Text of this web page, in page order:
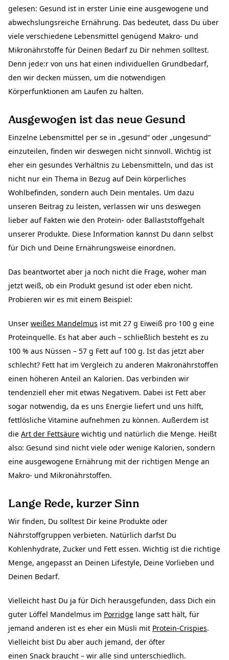
gelesen: Gesund ist in erster Linie eine ausgewogene und
abwechslungsreiche Ernährung. Das bedeutet, dass Du über
viele verschiedene Lebensmittel genügend Makro- und
Mikronährstoffe für Deinen Bedarf zu Dir nehmen solltest.
Denn jede:r von uns hat einen individuellen Grundbedarf,
den wir decken müssen, um die notwendigen
Körperfunktionen am Laufen zu halten.
Ausgewogen ist das neue Gesund
Einzelne Lebensmittel per se in „gesund“ oder „ungesund“
einzuteilen, finden wir deswegen nicht sinnvoll. Wichtig ist
eher ein gesundes Verhältnis zu Lebensmitteln, und das ist
nicht nur ein Thema in Bezug auf Dein körperliches
Wohlbefinden, sondern auch Dein mentales. Um dazu
unseren Beitrag zu leisten, verlassen wir uns deswegen
lieber auf Fakten wie den Protein- oder Ballaststoffgehalt
unserer Produkte. Diese Information kannst Du dann selbst
für Dich und Deine Ernährungsweise einordnen.
Das beantwortet aber ja noch nicht die Frage, woher man
jetzt weiß, ob ein Produkt gesund ist oder eben nicht.
Probieren wir es mit einem Beispiel:
Unser weißes Mandelmus ist mit 27 g Eiweiß pro 100 g eine
Proteinquelle. Es hat aber auch – schließlich besteht es zu
100 % aus Nüssen – 57 g Fett auf 100 g. Ist das jetzt aber
schlecht? Fett hat im Vergleich zu anderen Makronährstoffen
einen höheren Anteil an Kalorien. Das verbinden wir
tendenziell eher mit etwas Negativem. Dabei ist Fett aber
sogar notwendig, da es uns Energie liefert und uns hilft,
fettlösliche Vitamine aufnehmen zu können. Außerdem ist
die Art der Fettsäure wichtig und natürlich die Menge. Heißt
also: Gesund sind nicht viele oder wenige Kalorien, sondern
eine ausgewogene Ernährung mit der richtigen Menge an
Makro- und Mikronährstoffen.
Lange Rede, kurzer Sinn
Wir finden, Du solltest Dir keine Produkte oder
Nährstoffgruppen verbieten. Natürlich darfst Du
Kohlenhydrate, Zucker und Fett essen. Wichtig ist die richtige
Menge, angepasst an Deinen Lifestyle, Deine Vorlieben und
Deinen Bedarf.
Vielleicht hast Du ja für Dich herausgefunden, dass Dich ein
guter Löffel Mandelmus im Porridge lange satt hält, für
jemand anderen ist es eher ein Müsli mit Protein-Crispies.
Vielleicht bist Du aber auch jemand, der öfter
einen Snack braucht – wir alle sind unterschiedlich.